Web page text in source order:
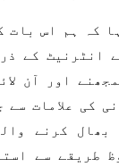
کہ ہم اس بات
انٹرنیٹ کے
اور آن
کی علامات
بھال کرنے
طریقے سے